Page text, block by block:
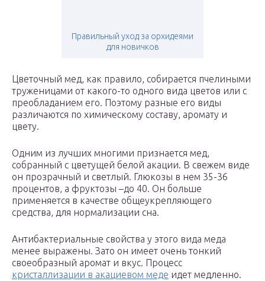
Правильный уход за орхидеями
для новичков
Цветочный мед, как правило, собирается пчелиными
труженицами от какого-то одного вида цветов или с
преобладанием его. Поэтому разные его виды
различаются по химическому составу, аромату и
цвету.
Одним из лучших многими признается мед,
собранный с цветущей белой акации. В свежем виде
он прозрачный и светлый. Глюкозы в нем 35-36
процентов, а фруктозы –до 40. Он больше
применяется в качестве общеукрепляющего
средства, для нормализации сна.
Антибактериальные свойства у этого вида меда
менее выражены. Зато он имеет очень тонкий
своеобразный аромат и вкус. Процесс
кристаллизации в акациевом меде идет медленно.